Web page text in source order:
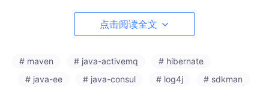
点击阅读全文
# maven # java-activemq
# hibernate
# java-ee
# java-consul # log4j # sdkman